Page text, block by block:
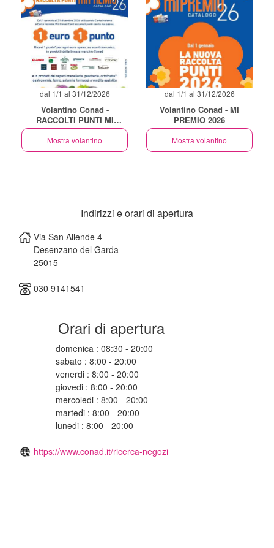
dal 1/1 al 31/12/2026
Volantino Conad -
RACCOLTI PUNTI MI
PREMIO
Mostra volantino
dal 1/1 al 31/12/2026
Volantino Conad - MI
PREMIO 2026
Mostra volantino
Indirizzi e orari di apertura
Via San Allende 4
Desenzano del Garda
25015
030 9141541
Orari di apertura
domenica : 08:30 - 20:00
sabato : 8:00 - 20:00
venerdi : 8:00 - 20:00
giovedi : 8:00 - 20:00
mercoledi : 8:00 - 20:00
martedi : 8:00 - 20:00
lunedi : 8:00 - 20:00
https://www.conad.it/ricerca-negozi